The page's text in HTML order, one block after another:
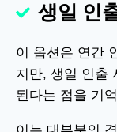
생일 인
이 옵션은 연간
지만, 생일 인출
된다는 점을 기